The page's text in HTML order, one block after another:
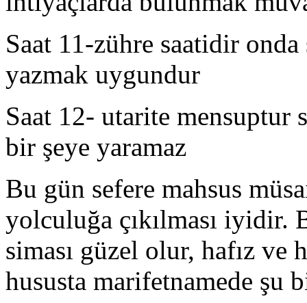
Saat 11-zühre saatidir
yazmak uygundur
Saat 12- utarite mensuptur
bir şeye yaramaz
Bu gün sefere mahsus
yolculuğa çıkılması iyidir.
siması güzel olur, hafız
hususta marifetnamede şu